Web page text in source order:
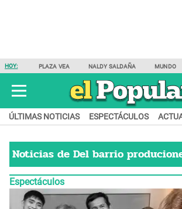
HOY: PLAZA VEA NALDY SALDAÑA MUNDO
ÚLTIMAS NOTICIAS ESPECTÁCULOS
Noticias de Del barrio
Espectáculos